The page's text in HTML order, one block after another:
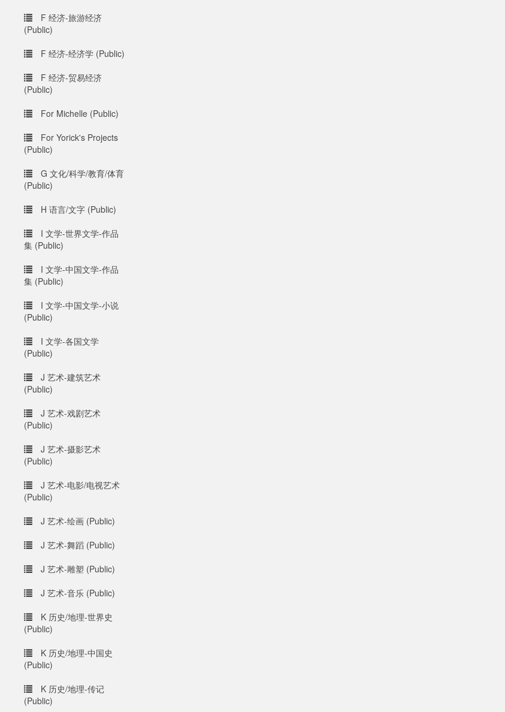
F 经济-旅游经济
(Public)
F 经济-经济学 (Public)
F 经济-贸易经济
(Public)
For Michelle (Public)
For Yorick's Projects
(Public)
G 文化/科学/教育/体育
(Public)
H 语言/文字 (Public)
I 文学-世界文学-作品
集 (Public)
I 文学-中国文学-作品
集 (Public)
I 文学-中国文学-小说
(Public)
I 文学-各国文学
(Public)
J 艺术-建筑艺术
(Public)
J 艺术-戏剧艺术
(Public)
J 艺术-摄影艺术
(Public)
J 艺术-电影/电视艺术
(Public)
J 艺术-绘画 (Public)
J 艺术-舞蹈 (Public)
J 艺术-雕塑 (Public)
J 艺术-音乐 (Public)
K 历史/地理-世界史
(Public)
K 历史/地理-中国史
(Public)
K 历史/地理-传记
(Public)